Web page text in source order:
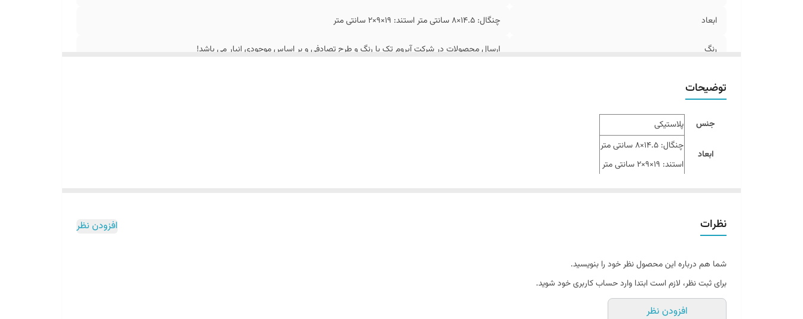
ابعاد چنگال: 14.5×8 سانتی متر استند: 19×9×2 سانتی متر
رنگ ارسال محصولات در شرکت آیروم تک با رنگ و طرح تصادفی و بر اساس موجودی انبار می باشد!
توضیحات
جنس پلاستیکی
ابعاد
چنگال: 14.5×8 سانتی متر
استند: 19×9×2 سانتی متر
نظرات افزودن نظر
شما هم درباره این محصول نظر خود را بنویسید.
برای ثبت نظر، لازم است ابتدا وارد حساب کاربری خود شوید.
افزودن نظر